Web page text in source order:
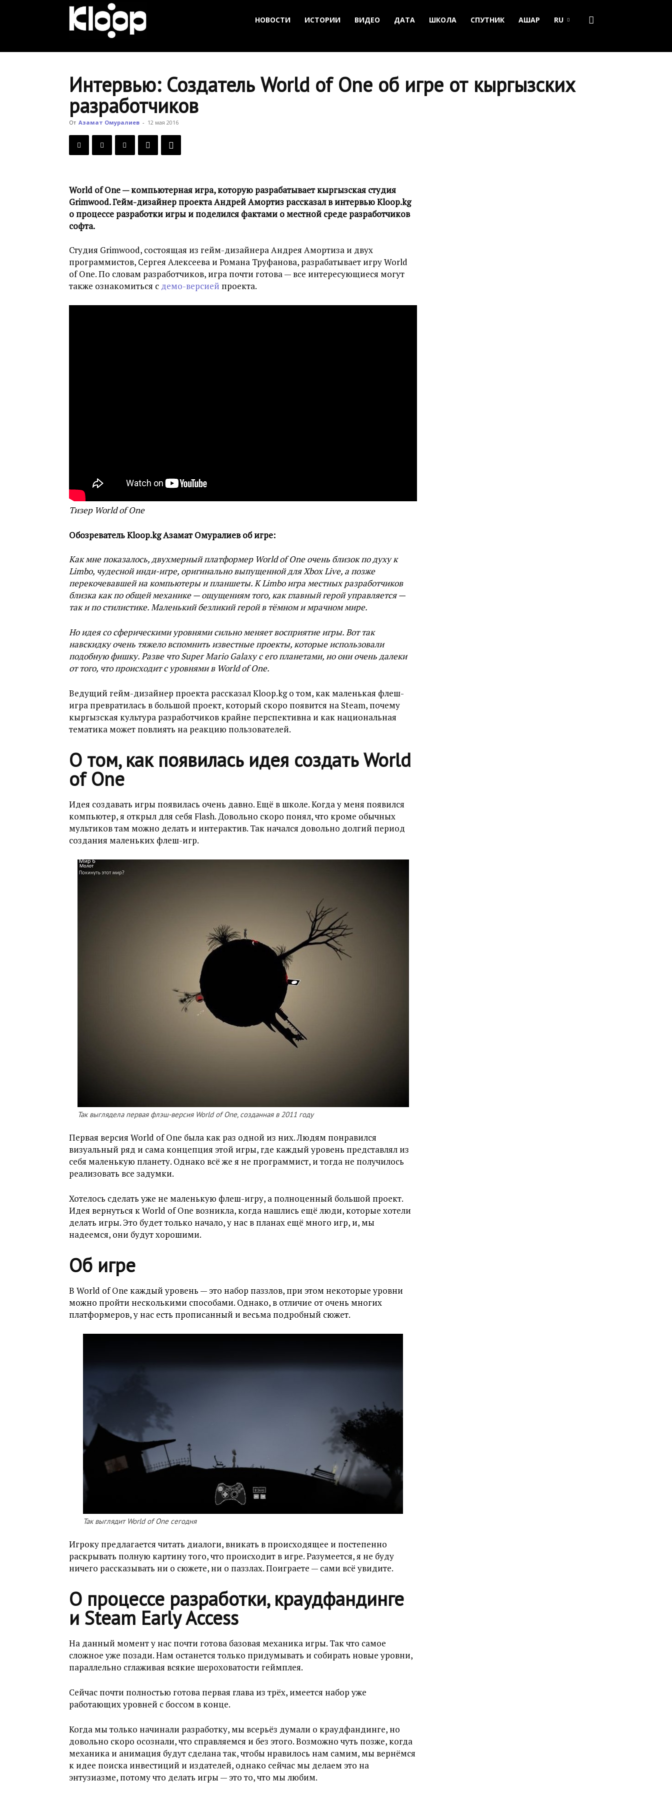
Новости
Кыргызстана
НОВОСТИ ИСТОРИИ ВИДЕО ДАТА ШКОЛА СПУТНИК АШАР RU
Интервью: Создатель World of One об игре от кыргызских
разработчиков
От Азамат Омуралиев - 12 мая 2016
World of One — компьютерная игра, которую разрабатывает кыргызская студия
Grimwood. Гейм-дизайнер проекта Андрей Амортиз рассказал в интервью Kloop.kg
о процессе разработки игры и поделился фактами о местной среде разработчиков
софта.
Студия Grimwood, состоящая из гейм-дизайнера Андрея Амортиза и двух
программистов, Сергея Алексеева и Романа Труфанова, разрабатывает игру World
of One. По словам разработчиков, игра почти готова — все интересующиеся могут
также ознакомиться с демо-версией проекта.
Тизер World of One
Обозреватель Kloop.kg Азамат Омуралиев об игре:
Как мне показалось, двухмерный платформер World of One очень близок по духу к
Limbo, чудесной инди-игре, оригинально выпущенной для Xbox Live, а позже
перекочевавшей на компьютеры и планшеты. К Limbo игра местных разработчиков
близка как по общей механике — ощущениям того, как главный герой управляется —
так и по стилистике. Маленький безликий герой в тёмном и мрачном мире.
Но идея со сферическими уровнями сильно меняет восприятие игры. Вот так
навскидку очень тяжело вспомнить известные проекты, которые использовали
подобную фишку. Разве что Super Mario Galaxy с его планетами, но они очень далеки
от того, что происходит с уровнями в World of One.
Ведущий гейм-дизайнер проекта рассказал Kloop.kg о том, как маленькая флеш-
игра превратилась в большой проект, который скоро появится на Steam, почему
кыргызская культура разработчиков крайне перспективна и как национальная
тематика может повлиять на реакцию пользователей.
О том, как появилась идея создать World
of One
Идея создавать игры появилась очень давно. Ещё в школе. Когда у меня появился
компьютер, я открыл для себя Flash. Довольно скоро понял, что кроме обычных
мультиков там можно делать и интерактив. Так начался довольно долгий период
создания маленьких флеш-игр.
Так выглядела первая флэш-версия World of One, созданная в 2011 году
Первая версия World of One была как раз одной из них. Людям понравился
визуальный ряд и сама концепция этой игры, где каждый уровень представлял из
себя маленькую планету. Однако всё же я не программист, и тогда не получилось
реализовать все задумки.
Хотелось сделать уже не маленькую флеш-игру, а полноценный большой проект.
Идея вернуться к World of One возникла, когда нашлись ещё люди, которые хотели
делать игры. Это будет только начало, у нас в планах ещё много игр, и, мы
надеемся, они будут хорошими.
Об игре
В World of One каждый уровень — это набор паззлов, при этом некоторые уровни
можно пройти несколькими способами. Однако, в отличие от очень многих
платформеров, у нас есть прописанный и весьма подробный сюжет.
Так выглядит World of One сегодня
Игроку предлагается читать диалоги, вникать в происходящее и постепенно
раскрывать полную картину того, что происходит в игре. Разумеется, я не буду
ничего рассказывать ни о сюжете, ни о паззлах. Поиграете — сами всё увидите.
О процессе разработки, краудфандинге
и Steam Early Access
На данный момент у нас почти готова базовая механика игры. Так что самое
сложное уже позади. Нам останется только придумывать и собирать новые уровни,
параллельно сглаживая всякие шероховатости геймплея.
Сейчас почти полностью готова первая глава из трёх, имеется набор уже
работающих уровней с боссом в конце.
Когда мы только начинали разработку, мы всерьёз думали о краудфандинге, но
довольно скоро осознали, что справляемся и без этого. Возможно чуть позже, когда
механика и анимация будут сделана так, чтобы нравилось нам самим, мы вернёмся
к идее поиска инвестиций и издателей, однако сейчас мы делаем это на
энтузиазме, потому что делать игры — это то, что мы любим.